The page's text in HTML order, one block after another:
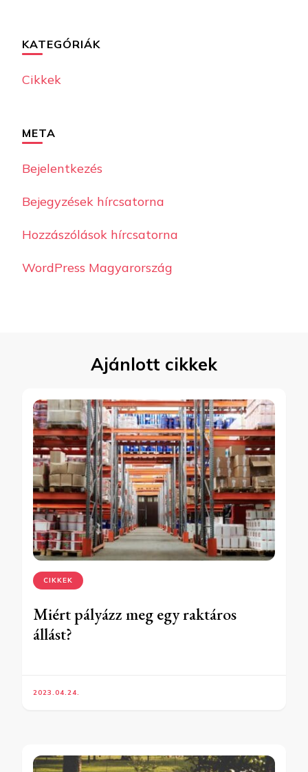
KATEGÓRIÁK
Cikkek
META
Bejelentkezés
Bejegyzések hírcsatorna
Hozzászólások hírcsatorna
WordPress Magyarország
Ajánlott cikkek
CIKKEK
Miért pályázz meg egy raktáros
állást?
2023.04.24.